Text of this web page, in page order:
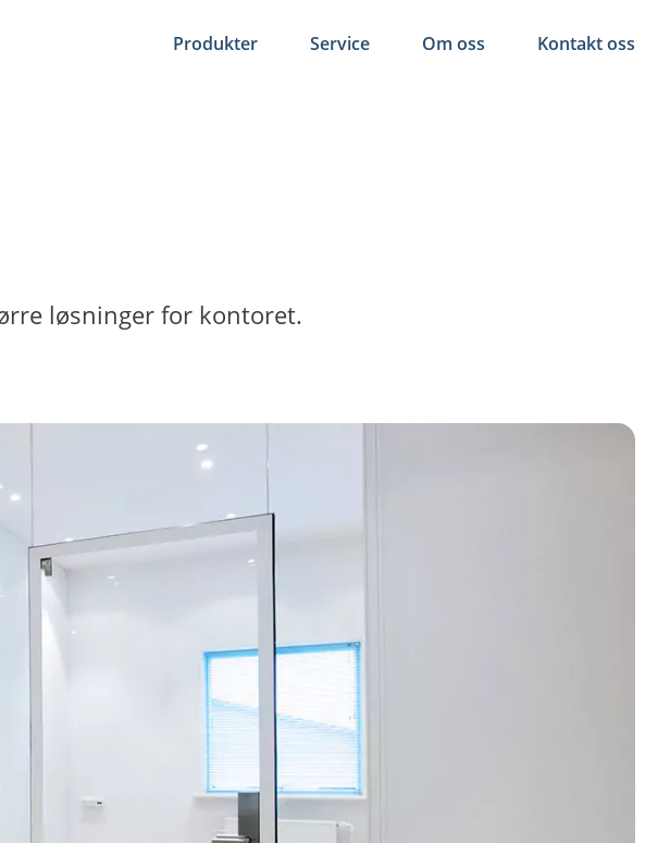
Produkter Service Om oss Kontakt oss
løsninger for kontoret.